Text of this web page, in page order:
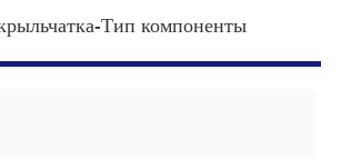
Тип компоненты